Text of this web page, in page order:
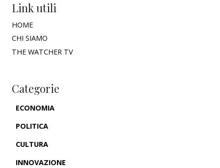
Link utili
HOME
CHI SIAMO
THE WATCHER TV
Categorie
ECONOMIA
POLITICA
CULTURA
INNOVAZIONE